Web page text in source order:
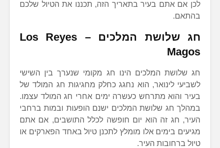
לכן אם אתם בעיר בתאריך הזה, תכננו את הטיול שלכם
בהתאם.
חג שלושת המלכים – Los Reyes
Magos
חג שלושת המלכים הינו חג מקומי שנערך בין השישי
לשביעי לינואר, הוא נחגג כחלק מחגיגות חג המולד של
בעיר והוא מתרחש כעשרה ימים אחרי חג המולד עצמו.
במהלך חג שלושת המלכים ישנם הופעות ובמות ברחבי
העיר, חג זה הוא יום חופשה לכלל התושבים, אם אתם
מגיעים בימים אלו מומלץ לתכנן טיול באחד הפארקים או
טיול ברחובות העיר.